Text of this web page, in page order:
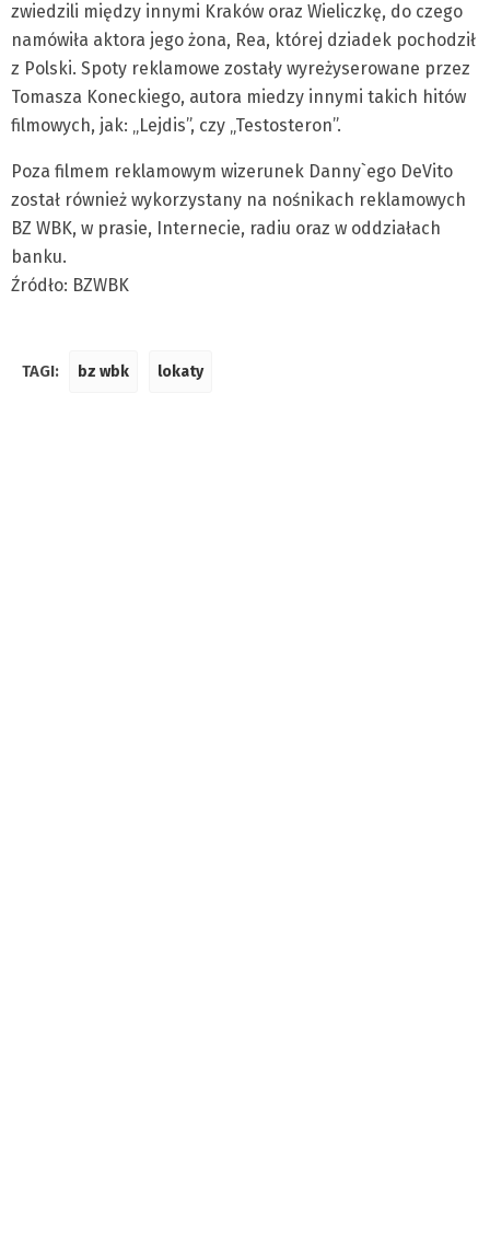
zwiedzili między innymi Kraków oraz Wieliczkę, do czego
namówiła aktora jego żona, Rea, której dziadek pochodził
z Polski. Spoty reklamowe zostały wyreżyserowane przez
Tomasza Koneckiego, autora miedzy innymi takich hitów
filmowych, jak: „Lejdis”, czy „Testosteron”.
Poza filmem reklamowym wizerunek Danny`ego DeVito
został również wykorzystany na nośnikach reklamowych
BZ WBK, w prasie, Internecie, radiu oraz w oddziałach
banku.
Źródło: BZWBK
TAGI: bz wbk lokaty